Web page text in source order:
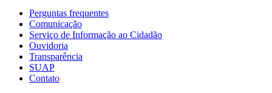
Perguntas frequentes
Comunicação
Serviço de Informação ao Cidadão
Ouvidoria
Transparência
SUAP
Contato